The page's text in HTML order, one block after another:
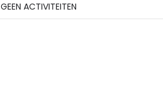
GEEN ACTIVITEITEN